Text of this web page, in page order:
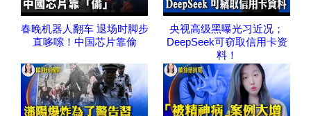
春晚机器人翻车 退场时脚步
直哆嗦！中国芯片靠偷
央视高级黑曝光习近况；
DeepSeek可窃取信用卡资
料！